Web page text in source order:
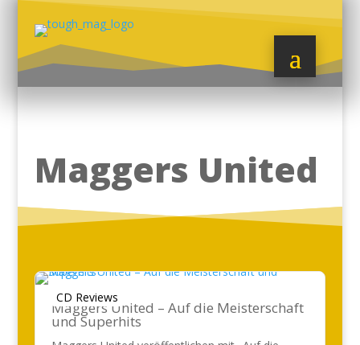
Maggers United
CD Reviews
Maggers United – Auf die Meisterschaft
und Superhits